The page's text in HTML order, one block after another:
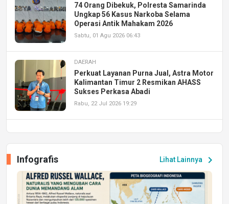
74 Orang Dibekuk, Polresta Samarinda
Ungkap 56 Kasus Narkoba Selama
Operasi Antik Mahakam 2026
Sabtu, 01 Agu 2026 06:43
DAERAH
Perkuat Layanan Purna Jual, Astra Motor
Kalimantan Timur 2 Resmikan AHASS
Sukses Perkasa Abadi
Rabu, 22 Jul 2026 19:29
Peluang Kerja dan Magang
Jumat, 17 Jul 2026 22:30
DAERAH
Lihat Lainnya chevron_right
Infografis